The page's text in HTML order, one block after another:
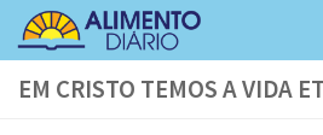
Skip to content
EM CRISTO TEMOS A VIDA